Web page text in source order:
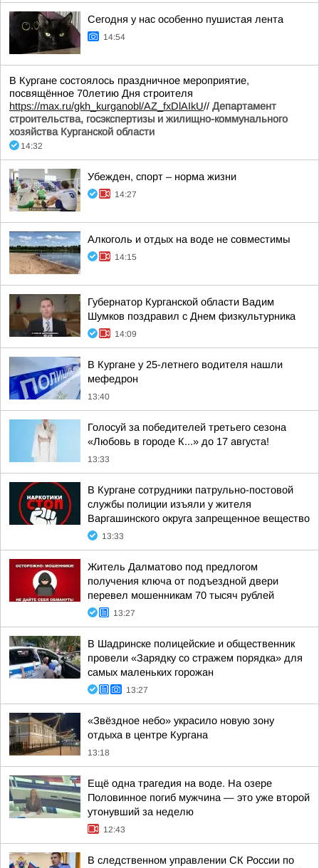
Сегодня у нас особенно пушистая лента
14:54
В Кургане состоялось праздничное мероприятие,
посвящённое 70летию Дня строителя
https://max.ru/gkh_kurganobl/AZ_fxDlAIkU// Департамент
строительства, госэкспертизы и жилищно-коммунального
хозяйства Курганской области
14:32
Убежден, спорт – норма жизни
14:27
Алкоголь и отдых на воде не совместимы
14:15
Губернатор Курганской области Вадим
Шумков поздравил с Днем физкультурника
14:09
В Кургане у 25-летнего водителя нашли
мефедрон
13:40
Голосуй за победителей третьего сезона
«Любовь в городе К...» до 17 августа!
13:33
В Кургане сотрудники патрульно-постовой
службы полиции изъяли у жителя
Варгашинского округа запрещенное вещество
13:33
Житель Далматово под предлогом
получения ключа от подъездной двери
перевел мошенникам 70 тысяч рублей
13:27
В Шадринске полицейские и общественник
провели «Зарядку со стражем порядка» для
самых маленьких горожан
13:27
«Звёздное небо» украсило новую зону
отдыха в центре Кургана
13:18
Ещё одна трагедия на воде. На озере
Половинное погиб мужчина — это уже второй
утонувший за неделю
12:43
В следственном управлении СК России по